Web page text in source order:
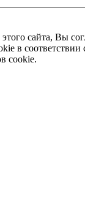
сайта, Вы
в соответствии
cookie.